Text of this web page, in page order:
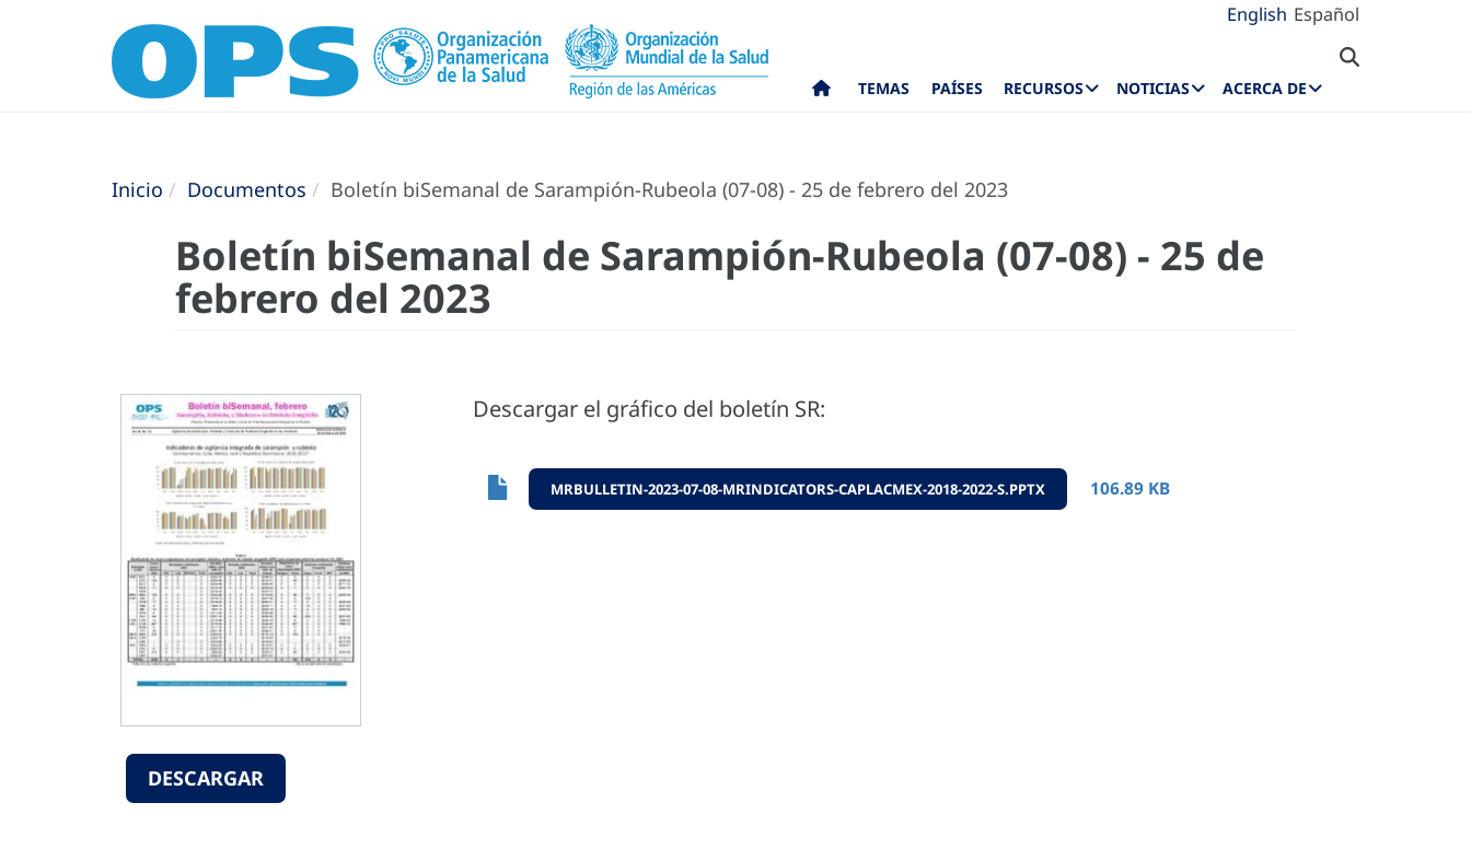
English Español
TEMAS PAÍSES RECURSOS NOTICIAS ACERCA DE
Inicio Documentos Boletín biSemanal de Sarampión-Rubeola (07-08) - 25 de febrero del 2023
Boletín biSemanal de Sarampión-Rubeola (07-08) - 25 de
febrero del 2023
DESCARGAR
Descargar el gráfico del boletín SR:
MRBULLETIN-2023-07-08-MRINDICATORS-CAPLACMEX-2018-2022-S.PPTX 106.89 KB